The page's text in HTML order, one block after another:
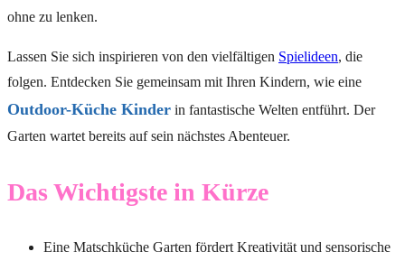
ohne zu lenken.
Lassen Sie sich inspirieren von den vielfältigen Spielideen, die
folgen. Entdecken Sie gemeinsam mit Ihren Kindern, wie eine
Outdoor-Küche Kinder in fantastische Welten entführt. Der
Garten wartet bereits auf sein nächstes Abenteuer.
Das Wichtigste in Kürze
Eine Matschküche Garten fördert Kreativität und sensorische